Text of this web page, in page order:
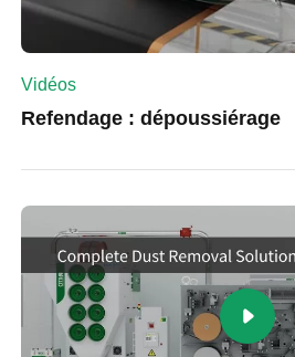
Vidéos
Refendage : dépoussiérage